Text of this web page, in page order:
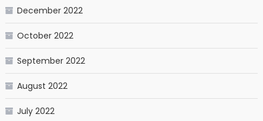
December 2022
October 2022
September 2022
August 2022
July 2022